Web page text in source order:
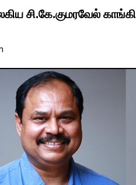
சி.கே.குமரவேல்